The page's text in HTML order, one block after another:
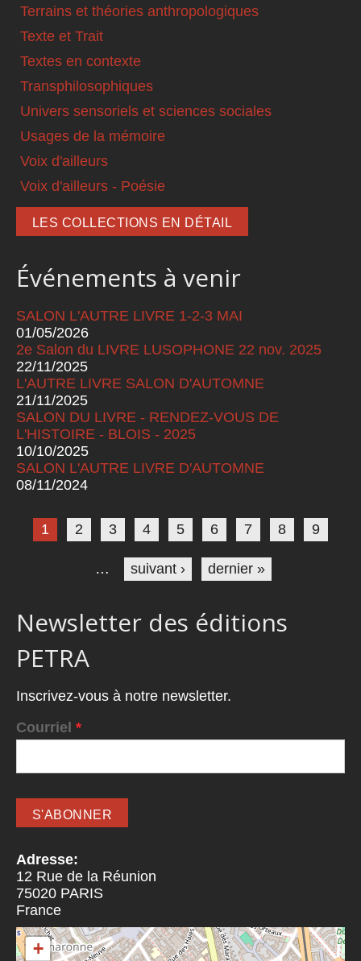
Terrains et théories anthropologiques
Texte et Trait
Textes en contexte
Transphilosophiques
Univers sensoriels et sciences sociales
Usages de la mémoire
Voix d'ailleurs
Voix d'ailleurs - Poésie
LES COLLECTIONS EN DÉTAIL
Événements à venir
SALON L'AUTRE LIVRE 1-2-3 MAI
01/05/2026
2e Salon du LIVRE LUSOPHONE 22 nov. 2025
22/11/2025
L'AUTRE LIVRE SALON D'AUTOMNE
21/11/2025
SALON DU LIVRE - RENDEZ-VOUS DE
L'HISTOIRE - BLOIS - 2025
10/10/2025
SALON L'AUTRE LIVRE D'AUTOMNE
08/11/2024
Pages
1 2 3 4 5 6 7 8 9
… suivant › dernier »
Newsletter des éditions
PETRA
Inscrivez-vous à notre newsletter.
Courriel *
Adresse:
12 Rue de la Réunion
75020 PARIS
France
+